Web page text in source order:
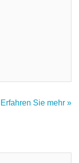
Erfahren Sie mehr »